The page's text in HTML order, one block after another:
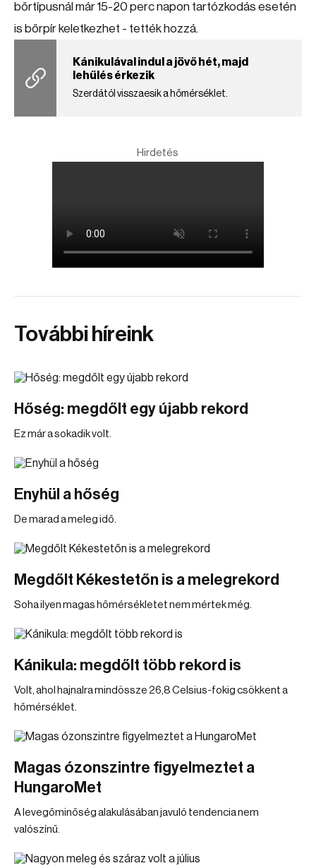
bőrtípusnál már 15-20 perc napon tartózkodás esetén
is bőrpír keletkezhet - tették hozzá.
Kánikulával indul a jövő hét, majd
lehűlés érkezik
Szerdától visszaesik a hőmérséklet.
Hirdetés
További híreink
Hőség: megdőlt egy újabb rekord
Ez már a sokadik volt.
Enyhül a hőség
De marad a meleg idő.
Megdőlt Kékestetőn is a melegrekord
Soha ilyen magas hőmérsékletet nem mértek még.
Kánikula: megdőlt több rekord is
Volt, ahol hajnalra mindössze 26,8 Celsius-fokig csökkent a
hőmérséklet.
Magas ózonszintre figyelmeztet a
HungaroMet
A levegőminőség alakulásában javuló tendencia nem
valószínű.